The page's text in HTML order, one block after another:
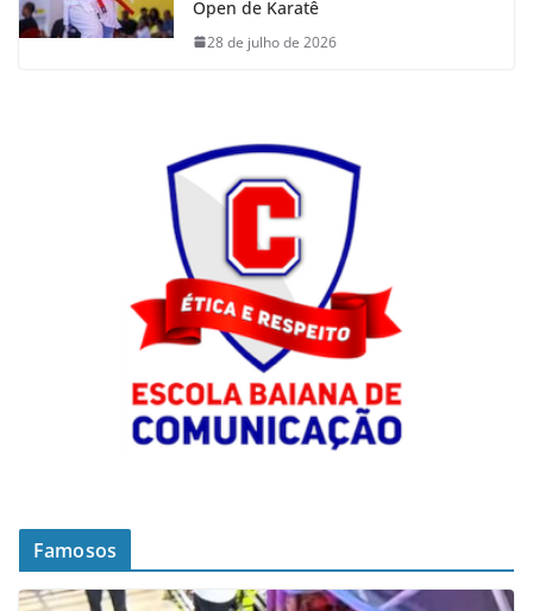
Open de Karatê
28 de julho de 2026
Famosos